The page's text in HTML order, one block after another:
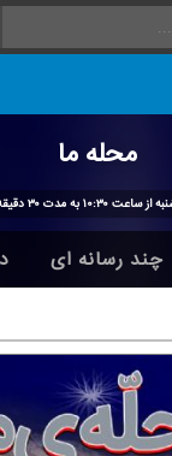
محله ما
۱۰:۳۰ به مدت ۳۰ دقیقه
چند رسانه ای